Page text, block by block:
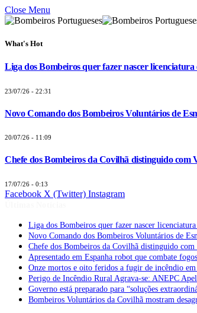
Close Menu
What's Hot
Liga dos Bombeiros quer fazer nascer
23/07/26 - 22:31
Novo Comando dos Bombeiros Voluntários de
20/07/26 - 11:09
Chefe dos Bombeiros da Covilhã distinguido com
17/07/26 - 0:13
Facebook X (Twitter) Instagram
Liga dos Bombeiros quer fazer nascer
Novo Comando dos Bombeiros Voluntários de
Chefe dos Bombeiros da Covilhã distinguido
Apresentado em Espanha robot que combate
Onze mortos e oito feridos a fugir de incêndio em
Perigo de Incêndio Rural Agrava-se: ANEPC
Governo está preparado para “soluções
Bombeiros Voluntários da Covilhã mostram